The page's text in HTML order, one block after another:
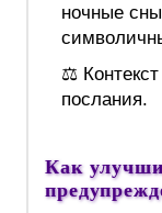
ночные
⚖️
послания.
Как